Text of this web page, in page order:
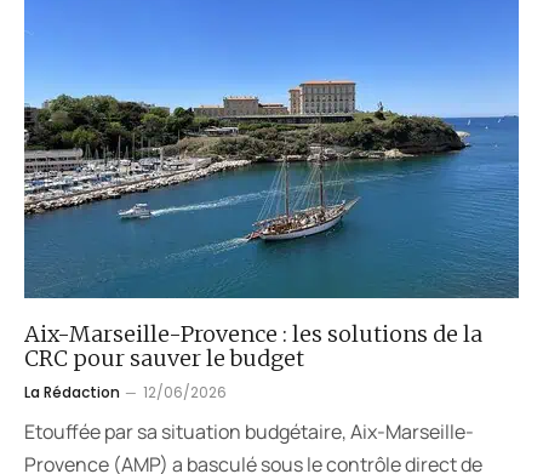
Aix-Marseille-Provence : les solutions de la
CRC pour sauver le budget
La Rédaction 12/06/2026
Etouffée par sa situation budgétaire, Aix-Marseille-
Provence (AMP) a basculé sous le contrôle direct de